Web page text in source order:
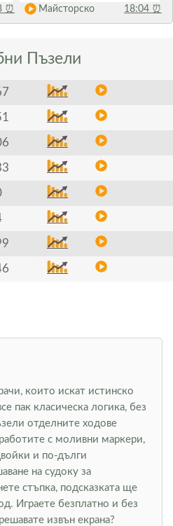
⏰ Майсторско 18:04 ⏰
Пъзели
които искат истинско
пак класическа логика, без
отделните ходове
с моливни маркери,
и по-дълги
на судоку за
стъпка, подсказката ще
Играете безплатно и без
извън екрана?